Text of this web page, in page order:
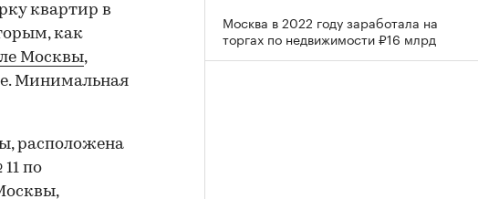
квартир в
как
Москвы,
Минимальная
расположена
по
Москва в 2022 году заработала на
торгах по недвижимости ₽16 млрд